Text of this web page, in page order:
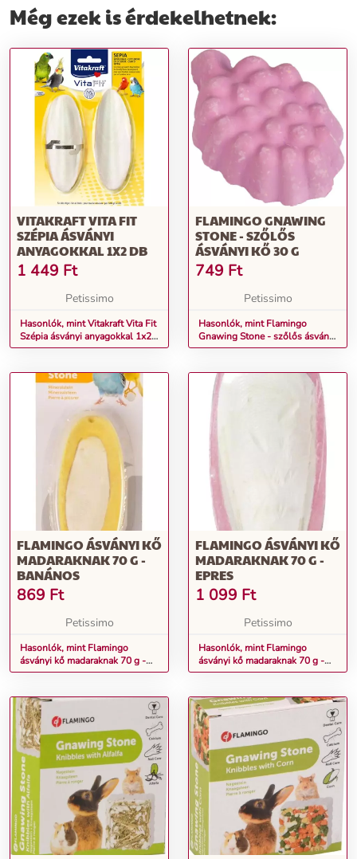
Még ezek is érdekelhetnek:
VITAKRAFT VITA FIT
SZÉPIA ÁSVÁNYI
ANYAGOKKAL 1X2 DB
1 449 Ft
Petissimo
Hasonlók, mint Vitakraft Vita Fit
Szépia ásványi anyagokkal 1x2
db
FLAMINGO GNAWING
STONE - SZŐLŐS
ÁSVÁNYI KŐ 30 G
749 Ft
Petissimo
Hasonlók, mint Flamingo
Gnawing Stone - szőlős ásványi
kő 30 g
FLAMINGO ÁSVÁNYI KŐ
MADARAKNAK 70 G -
BANÁNOS
869 Ft
Petissimo
Hasonlók, mint Flamingo
ásványi kő madaraknak 70 g -
banános
FLAMINGO ÁSVÁNYI KŐ
MADARAKNAK 70 G -
EPRES
1 099 Ft
Petissimo
Hasonlók, mint Flamingo
ásványi kő madaraknak 70 g -
epres